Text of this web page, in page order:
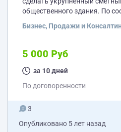
общественного здания. По
оптимально сделать. Это
нужно сделать что-то
Бизнес, Продажи и
5 000 Руб
за 10 дней
По договоренности
3
Опубликовано 5 лет назад